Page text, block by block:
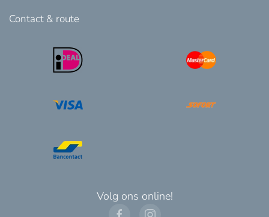
Contact & route
Volg ons online!